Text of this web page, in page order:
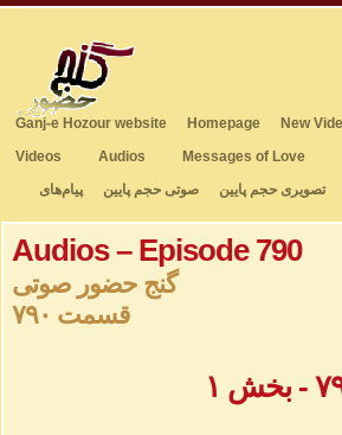
Ganj-e Hozour website Homepage
New
Videos
Audios
Messages of Love
تصویری حجم پایین
صوتی حجم پایین پیام‌های
Audios – Episode 790
گنج حضور صوتی
قسمت ۷۹۰